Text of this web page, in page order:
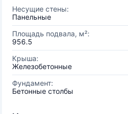
Несущие стены:
Панельные
Площадь подвала, м²:
956.5
Крыша:
Железобетонные
Фундамент:
Бетонные столбы